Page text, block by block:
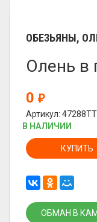
ОБЕЗЬЯНЫ,
Олень в
0 ₽
Артикул: 47288TT
В НАЛИЧИИ
КУПИТЬ
ОБМАН В